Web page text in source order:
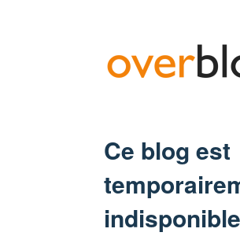
Ce blog est
indisponible